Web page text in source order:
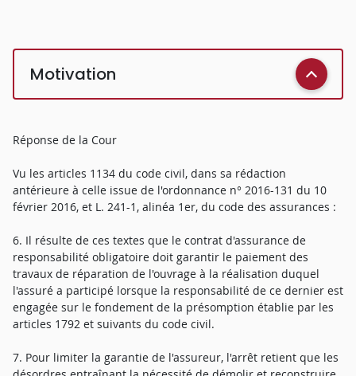
Motivation
Réponse de la Cour
Vu les articles 1134 du code civil, dans sa rédaction
antérieure à celle issue de l'ordonnance n° 2016-131 du 10
février 2016, et L. 241-1, alinéa 1er, du code des assurances :
6. Il résulte de ces textes que le contrat d'assurance de
responsabilité obligatoire doit garantir le paiement des
travaux de réparation de l'ouvrage à la réalisation duquel
l'assuré a participé lorsque la responsabilité de ce dernier est
engagée sur le fondement de la présomption établie par les
articles 1792 et suivants du code civil.
7. Pour limiter la garantie de l'assureur, l'arrêt retient que les